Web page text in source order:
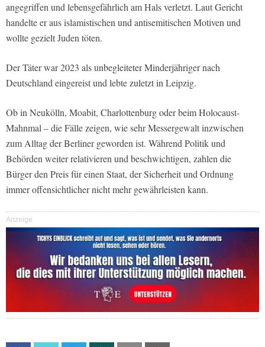
angegriffen und lebensgefährlich am Hals verletzt. Laut Gericht
handelte er aus islamistischen und antisemitischen Motiven und
wollte gezielt Juden töten.
Der Täter war 2023 als unbegleiteter Minderjähriger nach
Deutschland eingereist und lebte zuletzt in Leipzig.
Ob in Neukölln, Moabit, Charlottenburg oder beim Holocaust-
Mahnmal – die Fälle zeigen, wie sehr Messergewalt inzwischen
zum Alltag der Berliner geworden ist. Während Politik und
Behörden weiter relativieren und beschwichtigen, zahlen die
Bürger den Preis für einen Staat, der Sicherheit und Ordnung
immer offensichtlicher nicht mehr gewährleisten kann.
Anzeige